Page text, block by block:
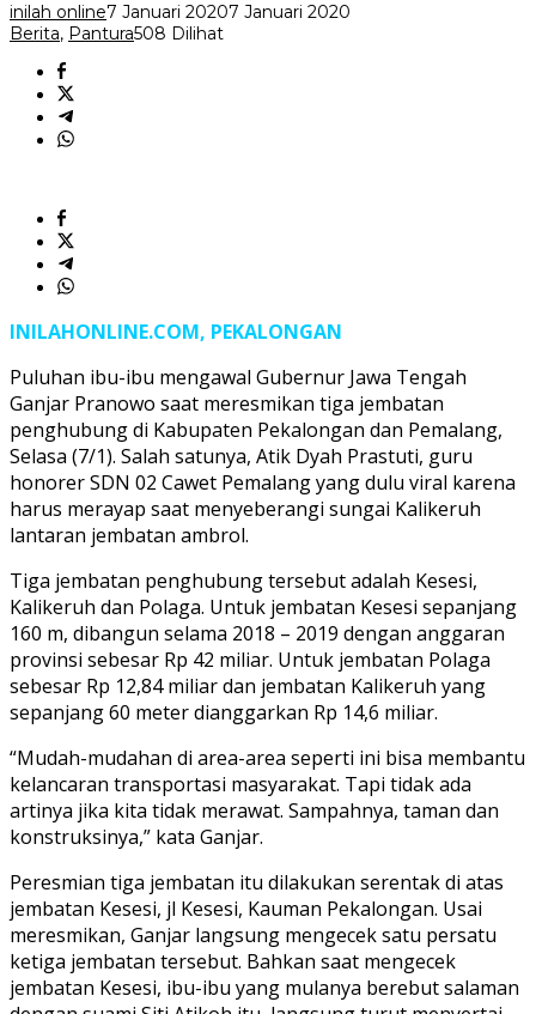
inilah online7 Januari 20207 Januari 2020
Berita, Pantura508 Dilihat
INILAHONLINE.COM, PEKALONGAN
Puluhan ibu-ibu mengawal Gubernur Jawa Tengah
Ganjar Pranowo saat meresmikan tiga jembatan
penghubung di Kabupaten Pekalongan dan Pemalang,
Selasa (7/1). Salah satunya, Atik Dyah Prastuti, guru
honorer SDN 02 Cawet Pemalang yang dulu viral karena
harus merayap saat menyeberangi sungai Kalikeruh
lantaran jembatan ambrol.
Tiga jembatan penghubung tersebut adalah Kesesi,
Kalikeruh dan Polaga. Untuk jembatan Kesesi sepanjang
160 m, dibangun selama 2018 – 2019 dengan anggaran
provinsi sebesar Rp 42 miliar. Untuk jembatan Polaga
sebesar Rp 12,84 miliar dan jembatan Kalikeruh yang
sepanjang 60 meter dianggarkan Rp 14,6 miliar.
“Mudah-mudahan di area-area seperti ini bisa membantu
kelancaran transportasi masyarakat. Tapi tidak ada
artinya jika kita tidak merawat. Sampahnya, taman dan
konstruksinya,” kata Ganjar.
Peresmian tiga jembatan itu dilakukan serentak di atas
jembatan Kesesi, jl Kesesi, Kauman Pekalongan. Usai
meresmikan, Ganjar langsung mengecek satu persatu
ketiga jembatan tersebut. Bahkan saat mengecek
jembatan Kesesi, ibu-ibu yang mulanya berebut salaman